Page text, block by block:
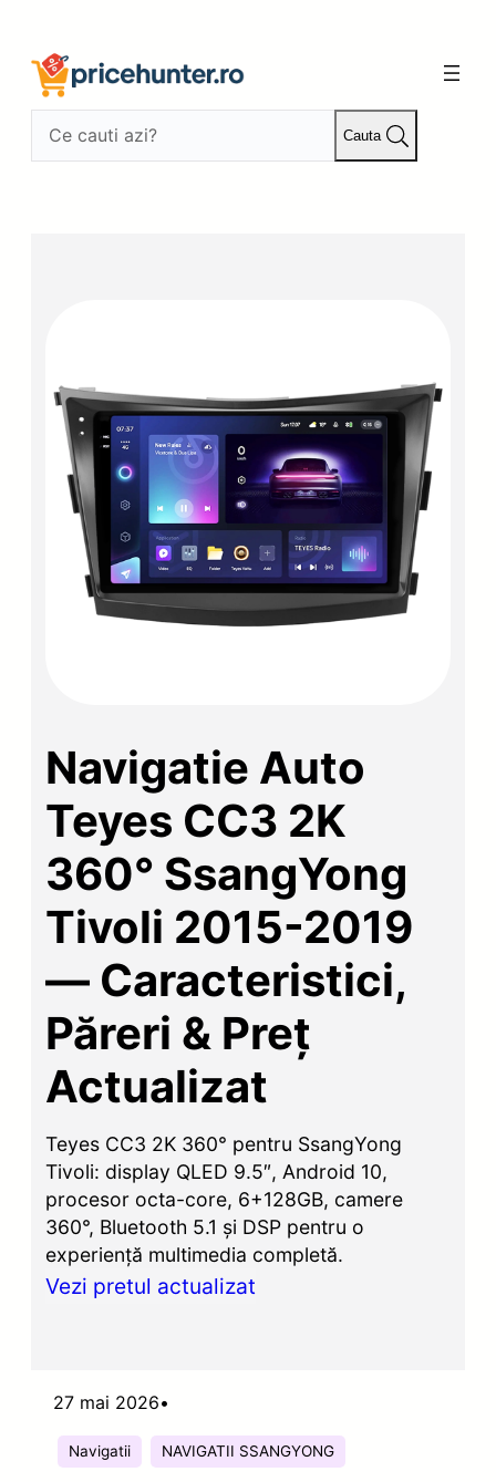
conținut
Cauta
Navigatie Auto
Teyes CC3 2K
360° SsangYong
Tivoli 2015-2019
— Caracteristici,
Păreri & Preț
Actualizat
Teyes CC3 2K 360° pentru SsangYong
Tivoli: display QLED 9.5″, Android 10,
procesor octa-core, 6+128GB, camere
360°, Bluetooth 5.1 și DSP pentru o
experiență multimedia completă.
Vezi pretul actualizat
27 mai 2026•
Navigatii NAVIGATII SSANGYONG